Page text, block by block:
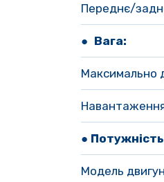
Переднє/
● Вага:
Максимально
●
Модель